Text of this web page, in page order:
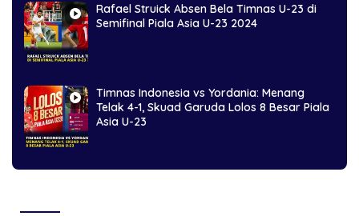
Rafael Struick Absen Bela Timnas U-23 di
Semifinal Piala Asia U-23 2024
Timnas Indonesia vs Yordania: Menang
Telak 4-1, Skuad Garuda Lolos 8 Besar Piala
Asia U-23